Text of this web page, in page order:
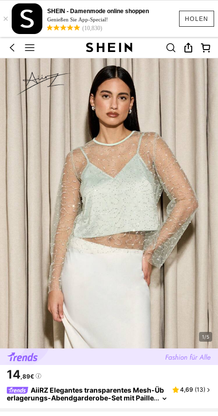
HOLEN
×
SHEIN - Damenmode online shoppen
Genießen Sie App-Special!
(10,830)
1/5
14,89€
AiiRZ Elegantes transparentes Mesh-Üb
erlagerungs-Abendgarderobe-Set mit Paille
4,69 (13)